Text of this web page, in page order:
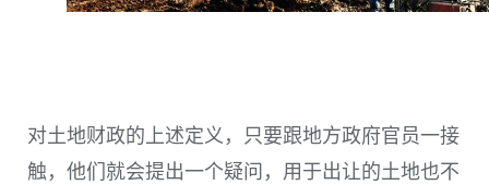
对土地财政的上述定义，只要跟地方政府官员一接
触，他们就会提出一个疑问，用于出让的土地也不